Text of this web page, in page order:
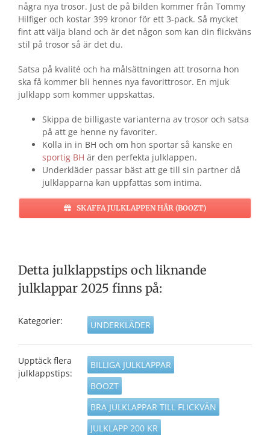
några nya trosor. Just de på bilden kommer från Tommy
Hilfiger och kostar 399 kronor för ett 3-pack. Så mycket
fint att välja bland och är det någon som kan din flickväns
stil på trosor så är det du.
Satsa på kvalité och ha målsättningen att trosorna hon
ska få kommer bli hennes nya favorittrosor. En mjuk
julklapp som kommer uppskattas.
Skippa de billigaste varianterna av trosor och satsa
på att ge henne ny favoriter.
Kolla in in BH och om hon sportar så kanske en
sportig BH är den perfekta julklappen.
Underkläder passar bäst att ge till sin partner då
julklapparna kan uppfattas som intima.
SKAFFA JULKLAPPEN HÄR (BOOZT)
Detta julklappstips och liknande
julklappar 2025 finns på:
Kategorier: UNDERKLÄDER
Upptäck flera
julklappstips:
BILLIGA JULKLAPPAR
BOOZT
BRA JULKLAPPAR TILL FLICKVÄN
JULKLAPP 200 KR